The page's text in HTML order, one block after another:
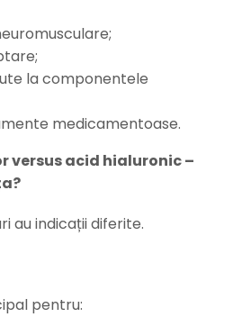
la componentele
medicamentoase.
versus acid hialuronic –
au indicații diferite.
pentru: